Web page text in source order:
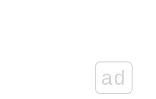
ad